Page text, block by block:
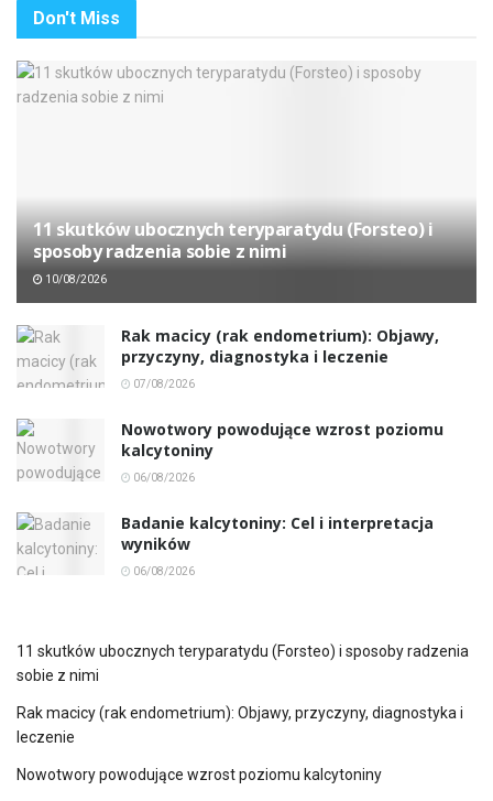
Don't Miss
11 skutków ubocznych teryparatydu (Forsteo) i
sposoby radzenia sobie z nimi
10/08/2026
Rak macicy (rak endometrium): Objawy,
przyczyny, diagnostyka i leczenie
07/08/2026
Nowotwory powodujące wzrost poziomu
kalcytoniny
06/08/2026
Badanie kalcytoniny: Cel i interpretacja
wyników
06/08/2026
11 skutków ubocznych teryparatydu (Forsteo) i sposoby radzenia
sobie z nimi
Rak macicy (rak endometrium): Objawy, przyczyny, diagnostyka i
leczenie
Nowotwory powodujące wzrost poziomu kalcytoniny